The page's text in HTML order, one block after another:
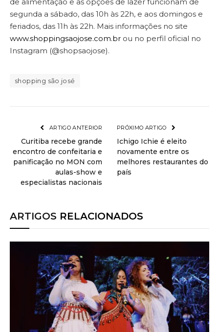
segunda a sábado, das 10h às 22h, e aos domingos e
feriados, das 11h às 22h. Mais informações no site
www.shoppingsaojose.com.br ou no perfil oficial no
Instagram (@shopsaojose).
shopping são josé
ARTIGO ANTERIOR
Curitiba recebe grande
encontro de confeitaria e
panificação no MON com
aulas-show e
especialistas nacionais
PRÓXIMO ARTIGO
Ichigo Ichie é eleito
novamente entre os
melhores restaurantes do
país
ARTIGOS RELACIONADOS